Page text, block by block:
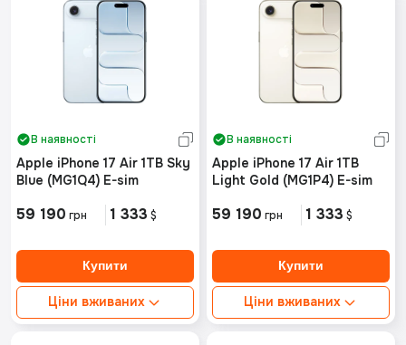
Хороший стан від:
Немає в наявності
Хороший стан від:
Немає в наявності
В наявності
Apple iPhone 17 Air 1TB Sky
Blue (MG1Q4) E-sim
59 190 грн 1 333 $
Ціни вживаних
Ідеальний стан від:
В наявності
Apple iPhone 17 Air 1TB
Light Gold (MG1P4) E-sim
59 190 грн 1 333 $
Ціни вживаних
Ідеальний стан від: